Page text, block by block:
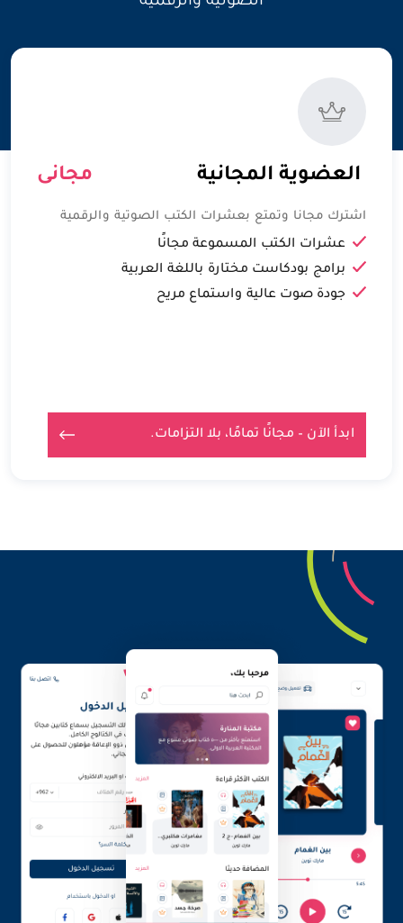
مجانى
اشترك مجانا وتمتع بعشرات الكتب الصوتية والرقمية
عشرات الكتب المسموعة مجانًا
برامج بودكاست مختارة باللغة العربية
جودة صوت عالية واستماع مريح
ابدأ الآن – مجانًا تمامًا، بلا التزامات.